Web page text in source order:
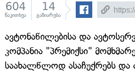
604
წაკითხვა
14
გაზიარება
ავტონაწილებისა და
კომპანია "პრემიქსი"
საახალწლოდ ასაჩუქრებს